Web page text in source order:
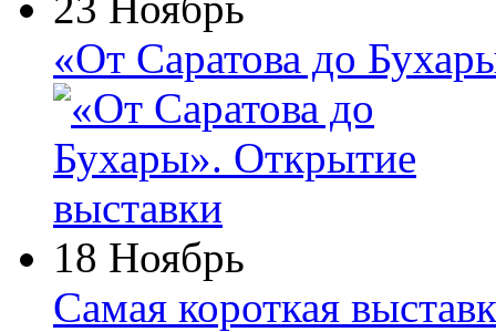
«От Саратова до
18 Ноябрь
Самая короткая